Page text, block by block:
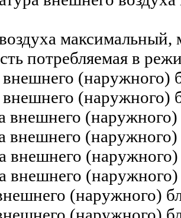
максимальный,
потребляемая в
(наружного)
(наружного)
внешнего
внешнего
(наружного)
(наружного)
(наружного)